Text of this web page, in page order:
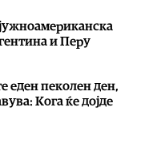
и Перу
еден пеколен ден,
Кога ќе дојде